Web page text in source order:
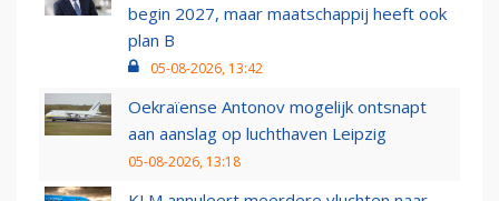
begin 2027, maar maatschappij heeft ook
plan B
05-08-2026, 13:42
Oekraïense Antonov mogelijk ontsnapt
aan aanslag op luchthaven Leipzig
05-08-2026, 13:18